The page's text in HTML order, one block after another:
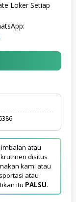
Loker Setiap
atau
disitus
kami atau
atau
itu PALSU.